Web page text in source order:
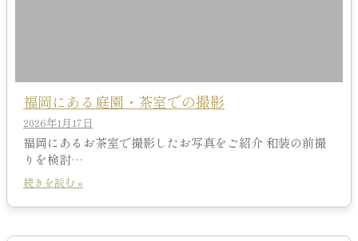
福岡にある庭園・茶室での撮影
2026年1月17日
福岡にあるお茶室で撮影したお写真をご紹介 和装の前撮
りを検討…
続きを読む »